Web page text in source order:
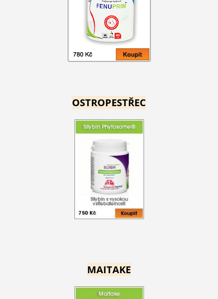
OSTROPESTŘEC
MAITAKE